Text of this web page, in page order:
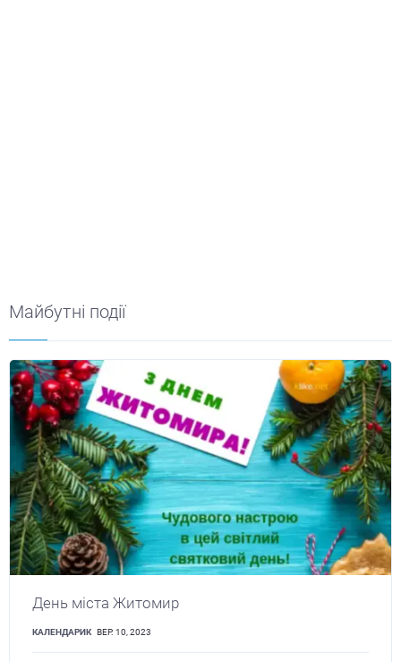
Майбутні події
День міста Житомир
КАЛЕНДАРИК ВЕР. 10, 2023